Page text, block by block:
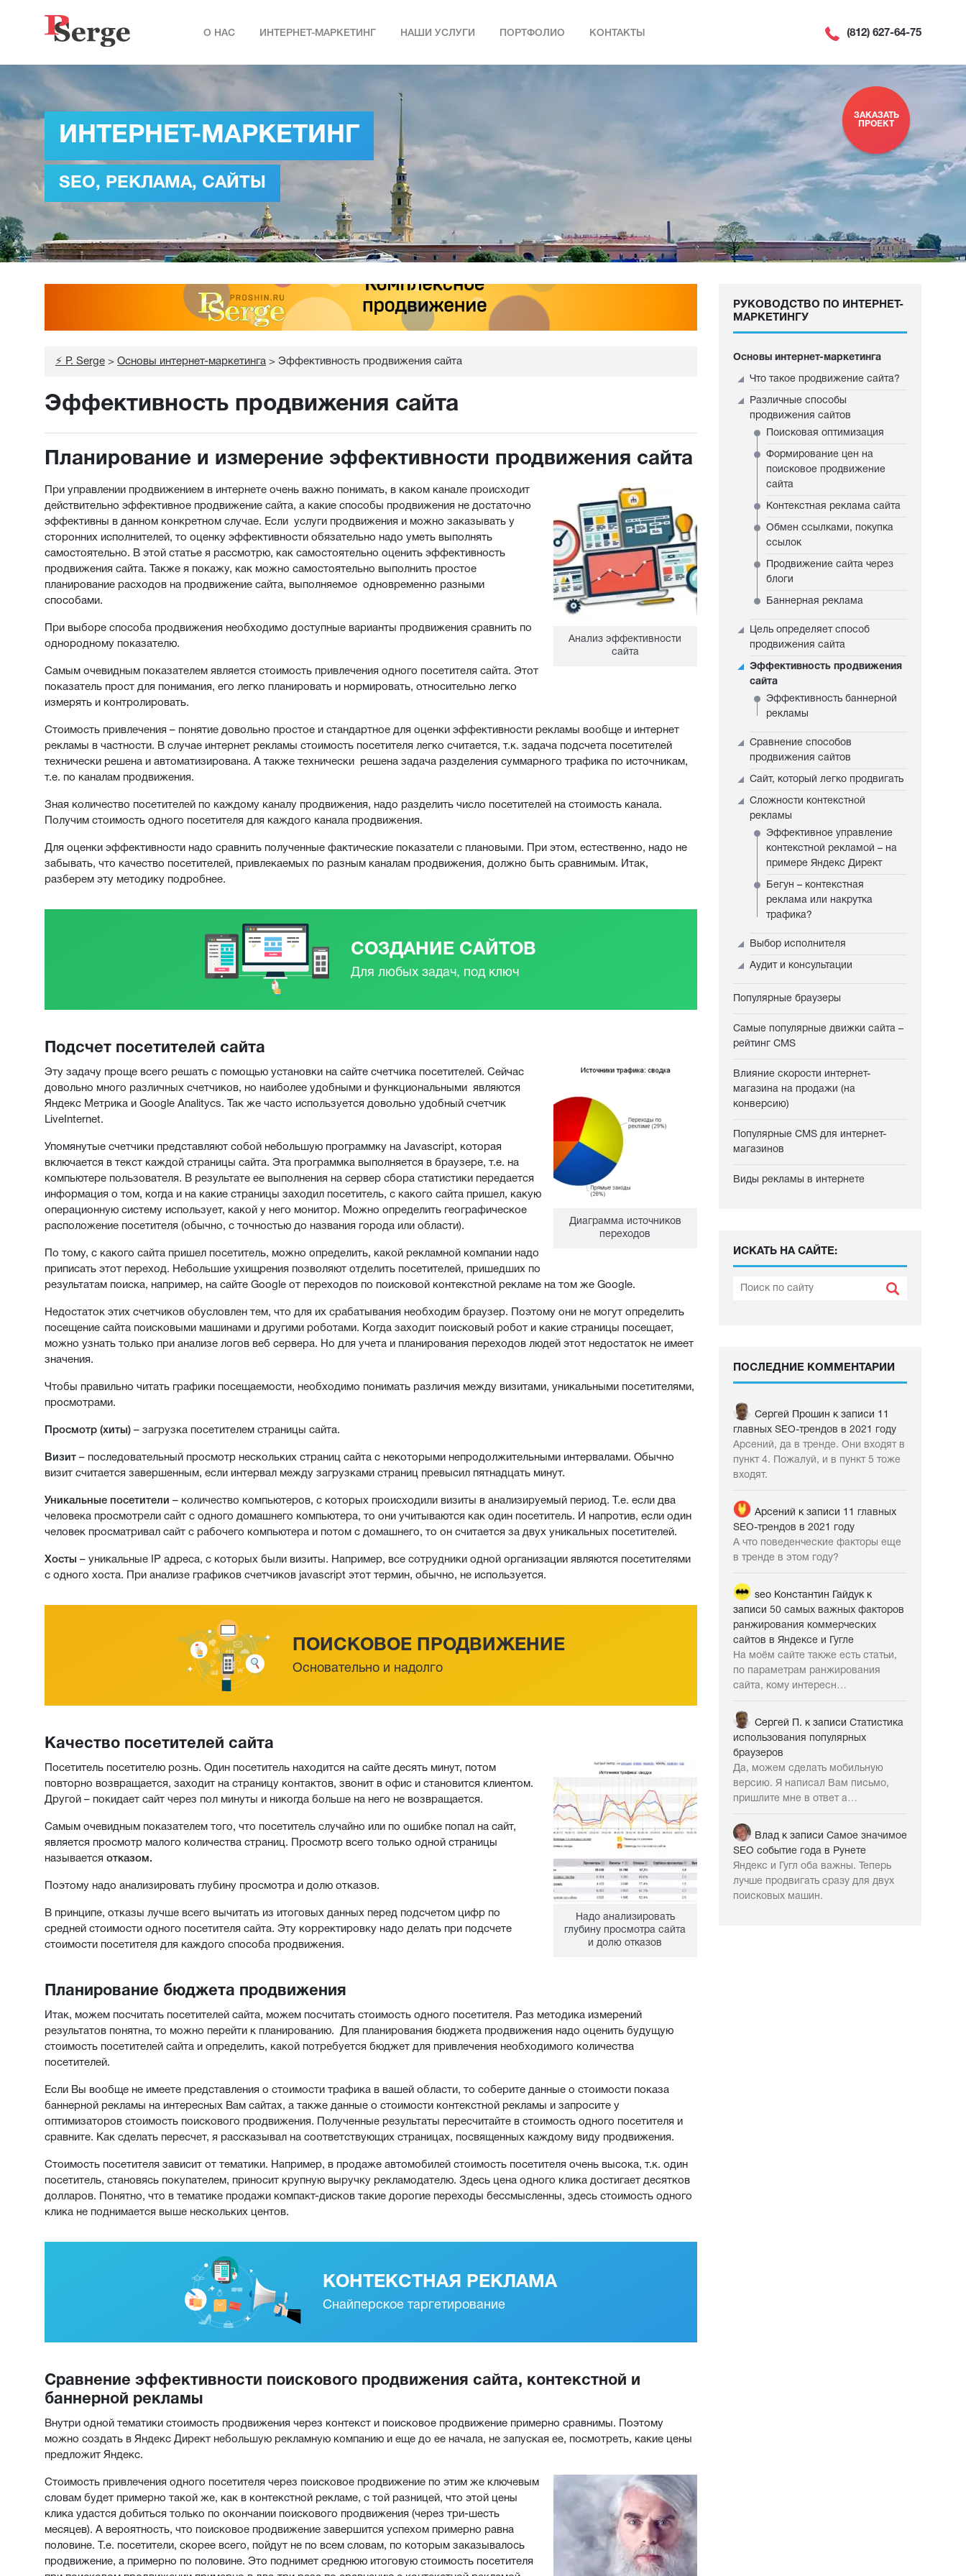
ЗАКАЗАТЬ
ПРОЕКТ
О НАС ИНТЕРНЕТ-МАРКЕТИНГ НАШИ УСЛУГИ ПОРТФОЛИО КОНТАКТЫ (812) 627-64-75
ИНТЕРНЕТ-МАРКЕТИНГ
SEO, РЕКЛАМА, САЙТЫ
⚡ P. Serge > Основы интернет-маркетинга > Эффективность продвижения сайта
Эффективность продвижения сайта
Планирование и измерение эффективности продвижения сайта
Анализ эффективности
сайта
При управлении продвижением в интернете очень важно понимать, в каком канале происходит
действительно эффективное продвижение сайта, а какие способы продвижения не достаточно
эффективны в данном конкретном случае. Если услуги продвижения и можно заказывать у
сторонних исполнителей, то оценку эффективности обязательно надо уметь выполнять
самостоятельно. В этой статье я рассмотрю, как самостоятельно оценить эффективность
продвижения сайта. Также я покажу, как можно самостоятельно выполнить простое
планирование расходов на продвижение сайта, выполняемое одновременно разными
способами.
При выборе способа продвижения необходимо доступные варианты продвижения сравнить по
однородному показателю.
Самым очевидным показателем является стоимость привлечения одного посетителя сайта. Этот
показатель прост для понимания, его легко планировать и нормировать, относительно легко
измерять и контролировать.
Стоимость привлечения – понятие довольно простое и стандартное для оценки эффективности рекламы вообще и интернет
рекламы в частности. В случае интернет рекламы стоимость посетителя легко считается, т.к. задача подсчета посетителей
технически решена и автоматизирована. А также технически решена задача разделения суммарного трафика по источникам,
т.е. по каналам продвижения.
Зная количество посетителей по каждому каналу продвижения, надо разделить число посетителей на стоимость канала.
Получим стоимость одного посетителя для каждого канала продвижения.
Для оценки эффективности надо сравнить полученные фактические показатели с плановыми. При этом, естественно, надо не
забывать, что качество посетителей, привлекаемых по разным каналам продвижения, должно быть сравнимым. Итак,
разберем эту методику подробнее.
СОЗДАНИЕ САЙТОВ
Для любых задач, под ключ
Подсчет посетителей сайта
Диаграмма источников
переходов
Эту задачу проще всего решать с помощью установки на сайте счетчика посетителей. Сейчас
довольно много различных счетчиков, но наиболее удобными и функциональными являются
Яндекс Метрика и Google Analitycs. Так же часто используется довольно удобный счетчик
LiveInternet.
Упомянутые счетчики представляют собой небольшую программку на Javascript, которая
включается в текст каждой страницы сайта. Эта программка выполняется в браузере, т.е. на
компьютере пользователя. В результате ее выполнения на сервер сбора статистики передается
информация о том, когда и на какие страницы заходил посетитель, с какого сайта пришел, какую
операционную систему использует, какой у него монитор. Можно определить географическое
расположение посетителя (обычно, с точностью до названия города или области).
По тому, с какого сайта пришел посетитель, можно определить, какой рекламной компании надо
приписать этот переход. Небольшие ухищрения позволяют отделить посетителей, пришедших по
результатам поиска, например, на сайте Google от переходов по поисковой контекстной рекламе на том же Google.
Недостаток этих счетчиков обусловлен тем, что для их срабатывания необходим браузер. Поэтому они не могут определить
посещение сайта поисковыми машинами и другими роботами. Когда заходит поисковый робот и какие страницы посещает,
можно узнать только при анализе логов веб сервера. Но для учета и планирования переходов людей этот недостаток не имеет
значения.
Чтобы правильно читать графики посещаемости, необходимо понимать различия между визитами, уникальными посетителями,
просмотрами.
Просмотр (хиты) – загрузка посетителем страницы сайта.
Визит – последовательный просмотр нескольких страниц сайта с некоторыми непродолжительными интервалами. Обычно
визит считается завершенным, если интервал между загрузками страниц превысил пятнадцать минут.
Уникальные посетители – количество компьютеров, с которых происходили визиты в анализируемый период. Т.е. если два
человека просмотрели сайт с одного домашнего компьютера, то они учитываются как один посетитель. И напротив, если один
человек просматривал сайт с рабочего компьютера и потом с домашнего, то он считается за двух уникальных посетителей.
Хосты – уникальные IP адреса, с которых были визиты. Например, все сотрудники одной организации являются посетителями
с одного хоста. При анализе графиков счетчиков javascript этот термин, обычно, не используется.
ПОИСКОВОЕ ПРОДВИЖЕНИЕ
Основательно и надолго
Качество посетителей сайта
Надо анализировать
глубину просмотра сайта
и долю отказов
Посетитель посетителю рознь. Один посетитель находится на сайте десять минут, потом
повторно возвращается, заходит на страницу контактов, звонит в офис и становится клиентом.
Другой – покидает сайт через пол минуты и никогда больше на него не возвращается.
Самым очевидным показателем того, что посетитель случайно или по ошибке попал на сайт,
является просмотр малого количества страниц. Просмотр всего только одной страницы
называется отказом.
Поэтому надо анализировать глубину просмотра и долю отказов.
В принципе, отказы лучше всего вычитать из итоговых данных перед подсчетом цифр по
средней стоимости одного посетителя сайта. Эту корректировку надо делать при подсчете
стоимости посетителя для каждого способа продвижения.
Планирование бюджета продвижения
Итак, можем посчитать посетителей сайта, можем посчитать стоимость одного посетителя. Раз методика измерений
результатов понятна, то можно перейти к планированию. Для планирования бюджета продвижения надо оценить будущую
стоимость посетителей сайта и определить, какой потребуется бюджет для привлечения необходимого количества
посетителей.
Если Вы вообще не имеете представления о стоимости трафика в вашей области, то соберите данные о стоимости показа
баннерной рекламы на интересных Вам сайтах, а также данные о стоимости контекстной рекламы и запросите у
оптимизаторов стоимость поискового продвижения. Полученные результаты пересчитайте в стоимость одного посетителя и
сравните. Как сделать пересчет, я рассказывал на соответствующих страницах, посвященных каждому виду продвижения.
Стоимость посетителя зависит от тематики. Например, в продаже автомобилей стоимость посетителя очень высока, т.к. один
посетитель, становясь покупателем, приносит крупную выручку рекламодателю. Здесь цена одного клика достигает десятков
долларов. Понятно, что в тематике продажи компакт-дисков такие дорогие переходы бессмысленны, здесь стоимость одного
клика не поднимается выше нескольких центов.
КОНТЕКСТНАЯ РЕКЛАМА
Снайперское таргетирование
Сравнение эффективности поискового продвижения сайта, контекстной и
баннерной рекламы
Внутри одной тематики стоимость продвижения через контекст и поисковое продвижение примерно сравнимы. Поэтому
можно создать в Яндекс Директ небольшую рекламную компанию и еще до ее начала, не запуская ее, посмотреть, какие цены
предложит Яндекс.
Стоимость привлечения одного посетителя через поисковое продвижение по этим же ключевым
словам будет примерно такой же, как в контекстной рекламе, с той разницей, что этой цены
клика удастся добиться только по окончании поискового продвижения (через три-шесть
месяцев). А вероятность, что поисковое продвижение завершится успехом примерно равна
половине. Т.е. посетители, скорее всего, пойдут не по всем словам, по которым заказывалось
продвижение, а примерно по половине. Это поднимет среднюю итоговую стоимость посетителя
РУКОВОДСТВО ПО ИНТЕРНЕТ-
МАРКЕТИНГУ
Основы интернет-маркетинга
Что такое продвижение сайта?
Различные способы
продвижения сайтов
Поисковая оптимизация
Формирование цен на
поисковое продвижение
сайта
Контекстная реклама сайта
Обмен ссылками, покупка
ссылок
Продвижение сайта через
блоги
Баннерная реклама
Цель определяет способ
продвижения сайта
Эффективность продвижения
сайта
Эффективность баннерной
рекламы
Сравнение способов
продвижения сайтов
Сайт, который легко продвигать
Сложности контекстной
рекламы
Эффективное управление
контекстной рекламой – на
примере Яндекс Директ
Бегун – контекстная
реклама или накрутка
трафика?
Выбор исполнителя
Аудит и консультации
Популярные браузеры
Самые популярные движки сайта –
рейтинг CMS
Влияние скорости интернет-
магазина на продажи (на
конверсию)
Популярные CMS для интернет-
магазинов
Виды рекламы в интернете
ИСКАТЬ НА САЙТЕ:
ПОСЛЕДНИЕ КОММЕНТАРИИ
Сергей Прошин к записи 11
главных SEO-трендов в 2021 году
Арсений, да в тренде. Они входят в
пункт 4. Пожалуй, и в пункт 5 тоже
входят.
Арсений к записи 11 главных
SEO-трендов в 2021 году
А что поведенческие факторы еще
в тренде в этом году?
seo Константин Гайдук к
записи 50 самых важных факторов
ранжирования коммерческих
сайтов в Яндексе и Гугле
На моём сайте также есть статьи,
по параметрам ранжирования
сайта, кому интересн…
Сергей П. к записи Статистика
использования популярных
браузеров
Да, можем сделать мобильную
версию. Я написал Вам письмо,
пришлите мне в ответ а…
Влад к записи Самое значимое
SEO событие года в Рунете
Яндекс и Гугл оба важны. Теперь
лучше продвигать сразу для двух
поисковых машин.